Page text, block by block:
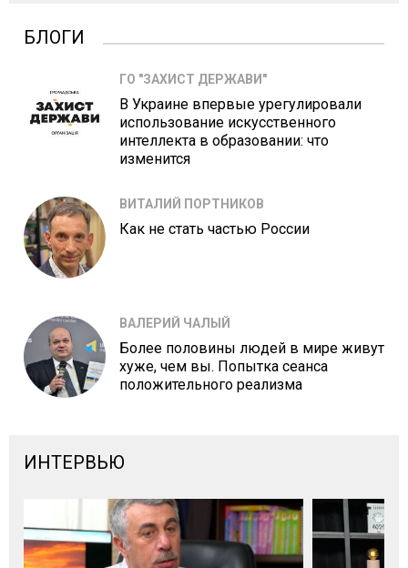
БЛОГИ
ГО "ЗАХИСТ ДЕРЖАВИ"
В Украине впервые урегулировали
использование искусственного
интеллекта в образовании: что
изменится
ВИТАЛИЙ ПОРТНИКОВ
Как не стать частью России
ВАЛЕРИЙ ЧАЛЫЙ
Более половины людей в мире живут
хуже, чем вы. Попытка сеанса
положительного реализма
ИНТЕРВЬЮ